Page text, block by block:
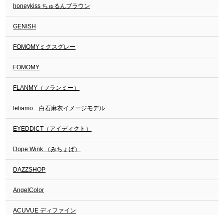
honeykiss ちゅるんブラウン
GENISH
FOMOMYミクスグレー
FOMOMY
FLANMY（フランミー）
feliamo 白石麻衣イメージモデル
EYEDDiCT（アイディクト）
Dope Wink （みちょぱ）
DAZZSHOP
AngelColor
ACUVUE ディファイン